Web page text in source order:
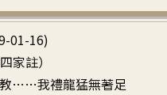
01-16)
家註）
……我禮龍猛無著足